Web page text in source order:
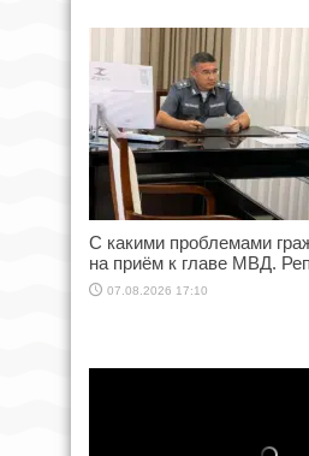
С какими проблемами
на приём к главе МВД.
07.08.2026 17:10